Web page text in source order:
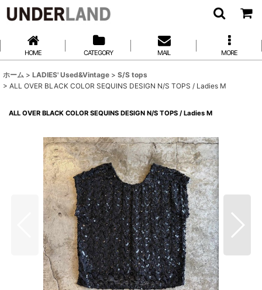
HOME CATEGORY MAIL MORE
ホーム > LADIES' Used&Vintage > S/S tops
> ALL OVER BLACK COLOR SEQUINS DESIGN N/S TOPS / Ladies M
ALL OVER BLACK COLOR SEQUINS DESIGN N/S TOPS / Ladies M